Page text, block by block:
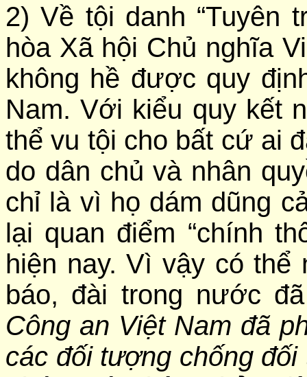
2) Về tội danh “Tuyên
hòa Xã hội Chủ nghĩa
không hề được quy
Nam. Với kiểu quy kết
thể vu tội cho bất cứ ai
do dân chủ và nhân
chỉ là vì họ dám dũng
lại quan điểm “chính
hiện nay. Vì vậy có thể
báo, đài trong nước
Công an Việt Nam đã
các đối tượng chống